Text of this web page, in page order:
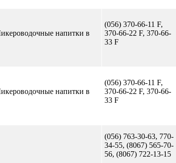
напитки в
(056) 370-66-11 F,
370-66-22 F, 370-66-
33 F
напитки в
(056) 370-66-11 F,
370-66-22 F, 370-66-
33 F
(056) 763-30-63, 770-
34-55, (8067) 565-70-
56, (8067) 722-13-15